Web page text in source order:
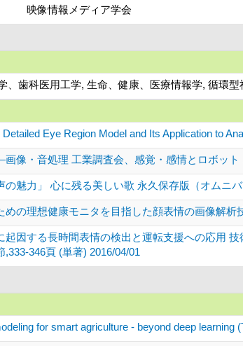
映像情報メディア学会
、歯科医用工学, 生命、健康、医療情報学, 循環
Eye Region Model and Its Application to
像・音処理 工業調査会、感覚・感情とロボット
の魅力」 心に残る美しい歌 永久保存版（オムニ
めの理想健康モニタを目指した顔表情の画像解析
起因する長時間表情の検出と運転支援への応用
,333-346頁 (単著) 2016/04/01
for smart agriculture - beyond deep learning